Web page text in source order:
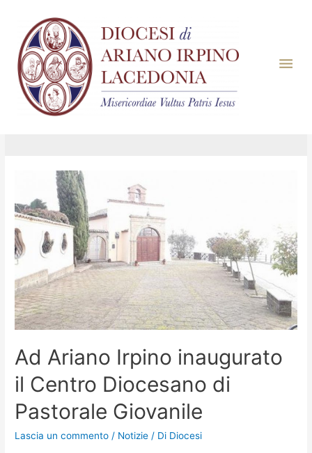
Giorno:11 Dicembre
2016
Ad Ariano Irpino inaugurato
il Centro Diocesano di
Pastorale Giovanile
Lascia un commento / Notizie / Di Diocesi